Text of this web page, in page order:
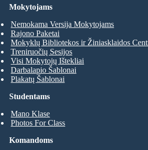
Studentams
Mano Klase
Photos For Class
Mokytojams
Nemokama Versija Mokytojams
Rajono Paketai
Mokyklų Bibliotekos ir Žiniasklaidos
Treniruočių Sesijos
Visi Mokytojų Ištekliai
Darbalapio Šablonai
Plakatų Šablonai
Komandoms